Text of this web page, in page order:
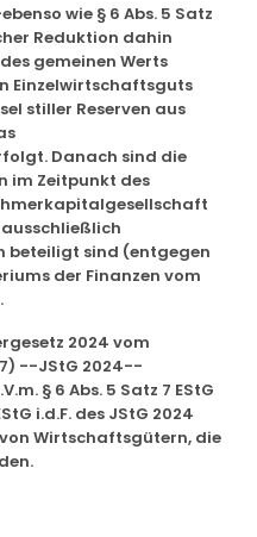
wie § 6 Abs. 5 Satz
Reduktion dahin
gemeinen Werts
Einzelwirtschaftsguts
stiller Reserven aus
Danach sind die
im Zeitpunkt des
beteiligt sind (entgegen
der Finanzen vom
2024 vom
--JStG 2024--
§ 6 Abs. 5 Satz 7 EStG
i.d.F. des JStG 2024
Wirtschaftsgütern, die